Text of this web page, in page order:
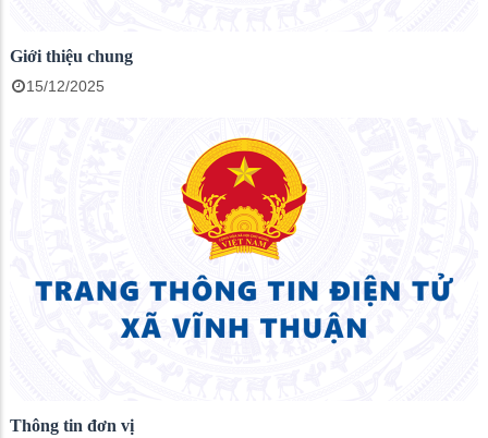
Giới thiệu chung
15/12/2025
Thông tin đơn vị